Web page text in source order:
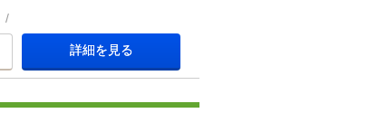
詳細を見る